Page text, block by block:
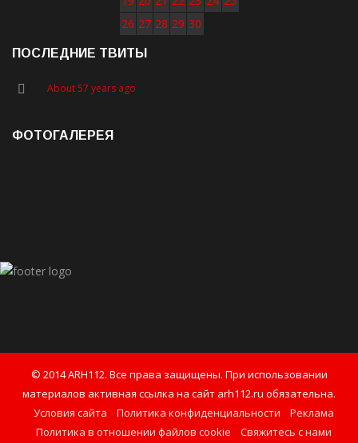
26 27 28 29 30
ПОСЛЕДНИЕ ТВИТЫ
About 57 years ago
ФОТОГАЛЕРЕЯ
© 2014 ARH112. Все права защищены. При использовании
материалов активная ссылка на сайт arh112.ru обязательна.
Условия сайта
Политика конфиденциальности
Реклама
Политика в отношении файлов cookie
Свяжитесь с нами